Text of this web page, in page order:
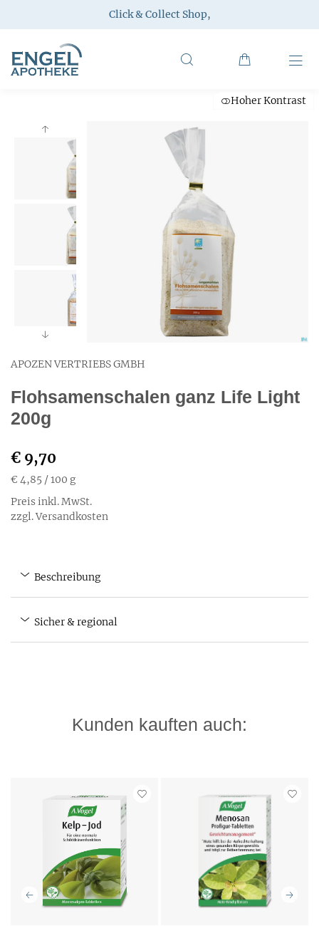
Click & Collect Shop,
Hoher Kontrast
APOZEN VERTRIEBS GMBH
Flohsamenschalen ganz Life Light
200g
€ 9,70
€ 4,85 / 100 g
Preis inkl. MwSt.
zzgl. Versandkosten
Beschreibung
Sicher & regional
Kunden kauften auch: